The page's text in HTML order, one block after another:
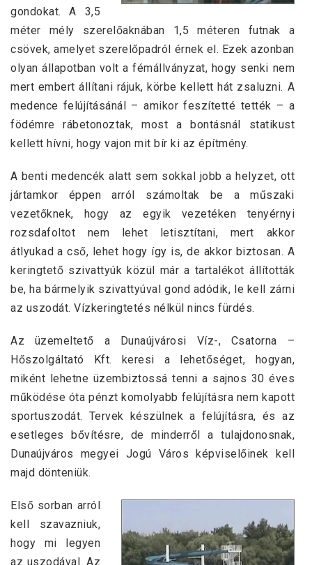
gondokat. A 3,5
méter mély szerelőaknában 1,5 méteren futnak a
csövek, amelyet szerelőpadról érnek el. Ezek azonban
olyan állapotban volt a fémállványzat, hogy senki nem
mert embert állítani rájuk, körbe kellett hát zsaluzni. A
medence felújításánál – amikor feszítetté tették – a
födémre rábetonoztak, most a bontásnál statikust
kellett hívni, hogy vajon mit bír ki az építmény.
A benti medencék alatt sem sokkal jobb a helyzet, ott
jártamkor éppen arról számoltak be a műszaki
vezetőknek, hogy az egyik vezetéken tenyérnyi
rozsdafoltot nem lehet letisztítani, mert akkor
átlyukad a cső, lehet hogy így is, de akkor biztosan. A
keringtető szivattyúk közül már a tartalékot állították
be, ha bármelyik szivattyúval gond adódik, le kell zárni
az uszodát. Vízkeringtetés nélkül nincs fürdés.
Az üzemeltető a Dunaújvárosi Víz-, Csatorna –
Hőszolgáltató Kft. keresi a lehetőséget, hogyan,
miként lehetne üzembiztossá tenni a sajnos 30 éves
működése óta pénzt komolyabb felújításra nem kapott
sportuszodát. Tervek készülnek a felújításra, és az
esetleges bővítésre, de minderről a tulajdonosnak,
Dunaújváros megyei Jogú Város képviselőinek kell
majd dönteniük.
Első sorban arról
kell szavazniuk,
hogy mi legyen
az uszodával. Az